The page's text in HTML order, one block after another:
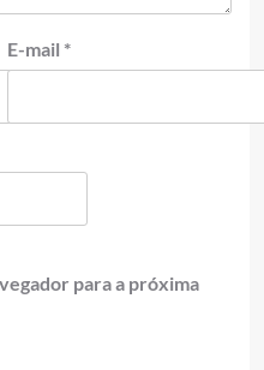
E-mail *
para a próxima